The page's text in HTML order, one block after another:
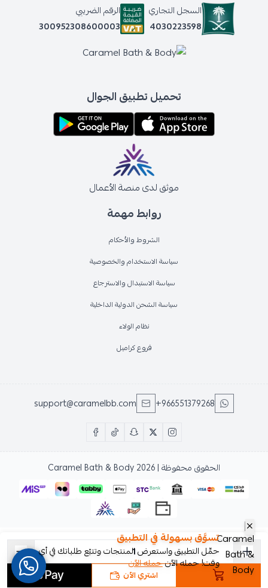
اشتري الآن
روابط مهمة
الشروط والأحكام
سياسة الاستخدام والخصوصية
سياسة الاستبدال والاسترجاع
سياسة الشحن الدولية الداخلية
نظام الولاء
فروع كراميل
السجل التجاري
4030223598
الرقم الضريبي
300952308600003
تحميل تطبيق الجوال
موثق لدى منصة الأعمال
+966551379268
support@caramelbb.com
الحقوق محفوظة | 2026 Caramel Bath & Body
تسوَّق بسهولة في التطبيق
حمِّل التطبيق واستعرض المنتجات وتتبّع طلباتك في أي
وقت! حمله الآنحمله الآن